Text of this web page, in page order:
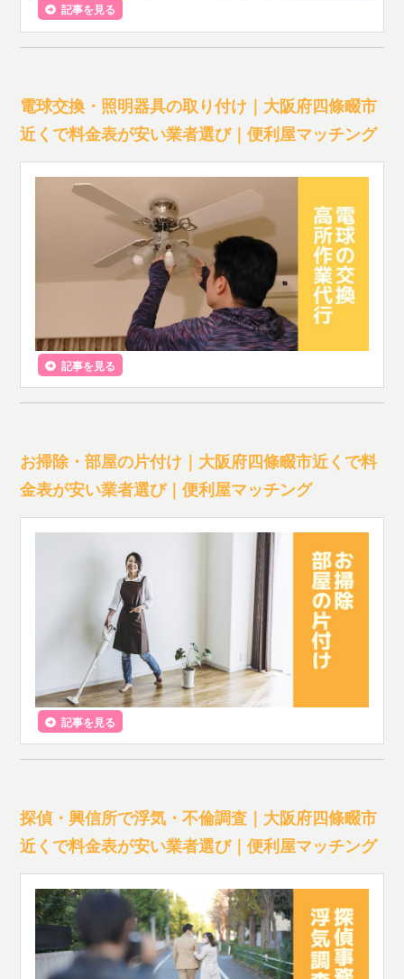
記事を見る
電球交換・照明器具の取り付け｜大阪府四條畷市
近くで料金表が安い業者選び｜便利屋マッチング
記事を見る
お掃除・部屋の片付け｜大阪府四條畷市近くで料
金表が安い業者選び｜便利屋マッチング
記事を見る
探偵・興信所で浮気・不倫調査｜大阪府四條畷市
近くで料金表が安い業者選び｜便利屋マッチング